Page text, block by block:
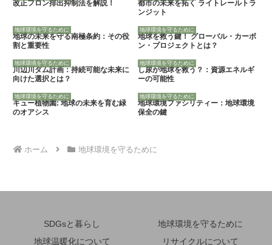
改正フロン排出抑制法を解説！
都市の未来を拓く ライトレールトラ
ンジット
地球環境を守るために
地球の未来を守る南極条約：その役
割と重要性
地球環境を守るために
地球を救う鍵！ グローバル・カーボ
ン・プロジェクトとは？
地球環境を守るために
川辺川ダム計画：持続可能な未来に
向けた選択とは？
地球環境を守るために
し尿が地球を救う？：資源エネルギ
ーの可能性
地球環境を守るために
キュー植物園: 地球の未来を育む緑
のオアシス
地球環境を守るために
地球環境ファシリティー：地球環境
保全の鍵
ホーム 地球環境を守るために
SDGsと暮らし
地球環境を守るために
地球温暖化について
リサイクルについて